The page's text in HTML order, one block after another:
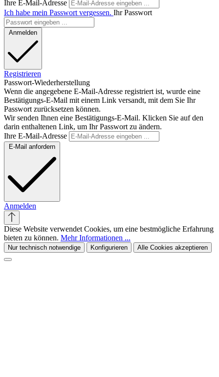
Ihre E-Mail-Adresse
Ich habe mein Passwort vergessen. Ihr Passwort
Anmelden
Registrieren
Passwort-Wiederherstellung
Wenn die angegebene E-Mail-Adresse registriert ist, wurde eine
Bestätigungs-E-Mail mit einem Link versandt, mit dem Sie Ihr
Passwort zurücksetzen können.
Wir senden Ihnen eine Bestätigungs-E-Mail. Klicken Sie auf den
darin enthaltenen Link, um Ihr Passwort zu ändern.
Ihre E-Mail-Adresse
E-Mail anfordern
Anmelden
Diese Website verwendet Cookies, um eine bestmögliche Erfahrung
bieten zu können. Mehr Informationen ...
Nur technisch notwendige Konfigurieren Alle Cookies akzeptieren